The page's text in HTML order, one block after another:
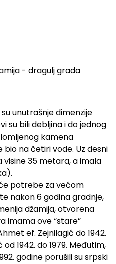
unutrašnje dimenzije
su bili debljina i do jednog
kamena
na četiri vode. Uz desni
visine 35 metara, a imala
potrebe za većom
nakon 6 godina gradnje,
džamija, otvorena
imama ove “stare”
ef. Zejnilagić do 1942.
1942. do 1979. Međutim,
godine porušili su srpski